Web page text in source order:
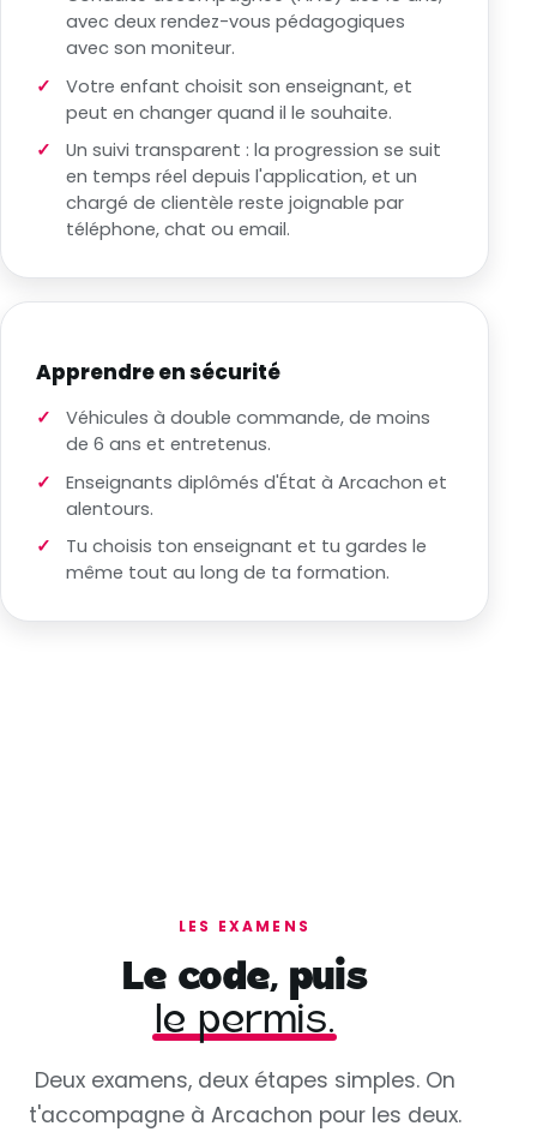
avec deux rendez-vous pédagogiques
avec son moniteur.
Votre enfant choisit son enseignant, et
peut en changer quand il le souhaite.
Un suivi transparent : la progression se suit
en temps réel depuis l'application, et un
chargé de clientèle reste joignable par
téléphone, chat ou email.
Apprendre en sécurité
Véhicules à double commande, de moins
de 6 ans et entretenus.
Enseignants diplômés d'État à Arcachon et
alentours.
Tu choisis ton enseignant et tu gardes le
même tout au long de ta formation.
LES EXAMENS
Le code, puis
le permis.
Deux examens, deux étapes simples. On
t'accompagne à Arcachon pour les deux.